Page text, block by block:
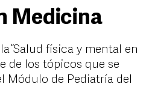
Medicina
“Salud física y mental en
de los tópicos que se
Módulo de Pediatría del